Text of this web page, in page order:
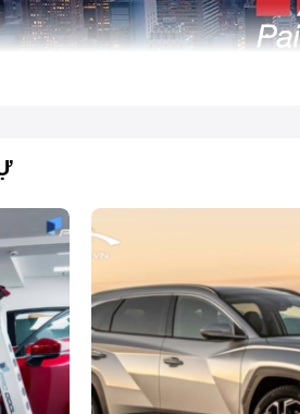
Dán phim cách nhiệt
thiết để ức chế tia hồng ngoại
sóng và tín hiệu wifi, bảo vệ xe.
nhất hiện nay cũng như địa chỉ